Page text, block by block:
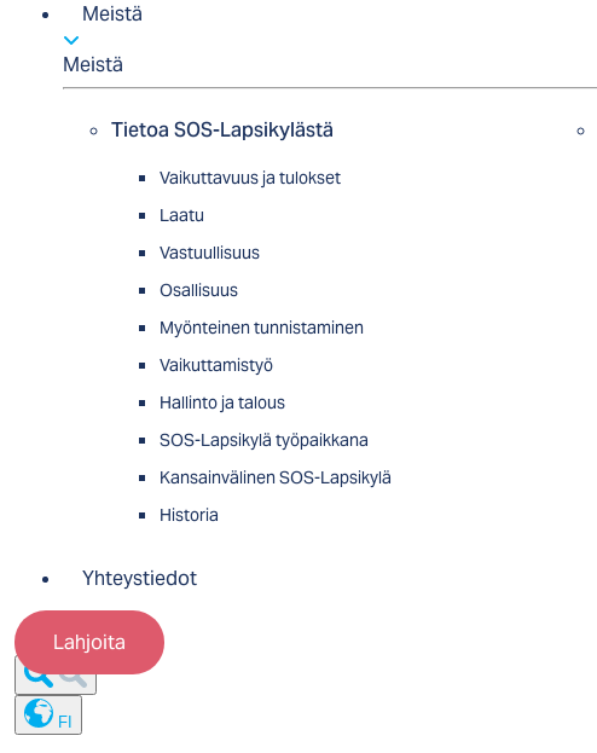
Meistä
Meistä
Tietoa SOS-Lapsikylästä
Vaikuttavuus ja tulokset
Laatu
Vastuullisuus
Osallisuus
Myön­tei­nen tun­nis­ta­minen
Vaikuttamistyö
Hallinto ja talous
SOS-Lapsikylä työpaikkana
Kansainvälinen SOS-Lapsikylä
Historia
Yhteystiedot
Lahjoita
FI